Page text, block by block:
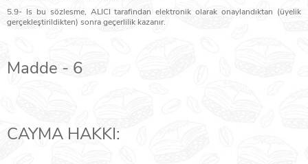
5.9- Is bu sözlesme, ALICI tarafindan elektronik olarak onaylandıktan (üyelik
gerçekleştirildikten) sonra geçerlilik kazanır.
Madde - 6
CAYMA HAKKI: